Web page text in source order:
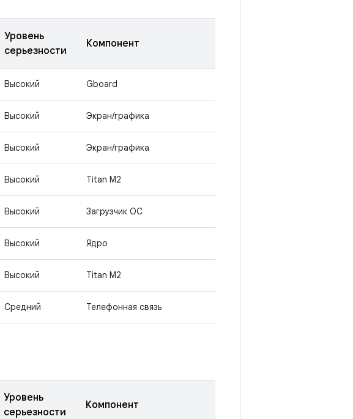
Уровень
серьезности
Компонент
Высокий Gboard
Высокий Экран/графика
Высокий Экран/графика
Высокий Titan M2
Высокий Загрузчик ОС
Высокий Ядро
Высокий Titan M2
Средний Телефонная связь
Уровень
серьезности
Компонент